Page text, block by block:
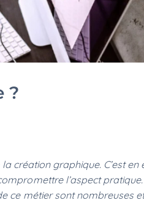
?
création graphique. C’est
l’aspect
ce métier sont nombreuses